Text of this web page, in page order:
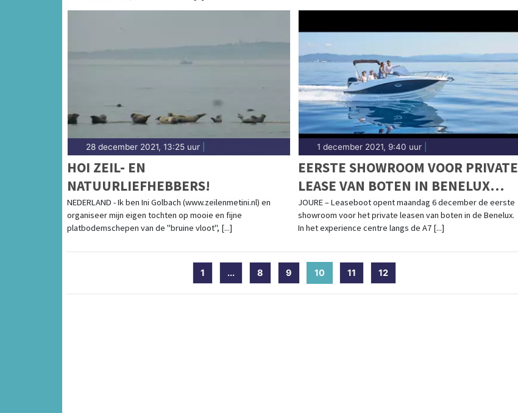
28 december 2021, 13:25 uur
HOI ZEIL- EN
NATUURLIEFHEBBERS!
NEDERLAND - Ik ben Ini Golbach (www.zeilenmetini.nl) en
organiseer mijn eigen tochten op mooie en fijne
platbodemschepen van de "bruine vloot", [...]
1 december 2021, 9:40 uur|
EERSTE SHOWROOM VOOR PRIVATE
LEASE VAN BOTEN IN BENELUX
GEOPEND
JOURE – Leaseboot opent maandag 6 december de eerste
showroom voor het private leasen van boten in de Benelux.
In het experience centre langs de A7 [...]
1 ... 8 9 10 (current)
11 12